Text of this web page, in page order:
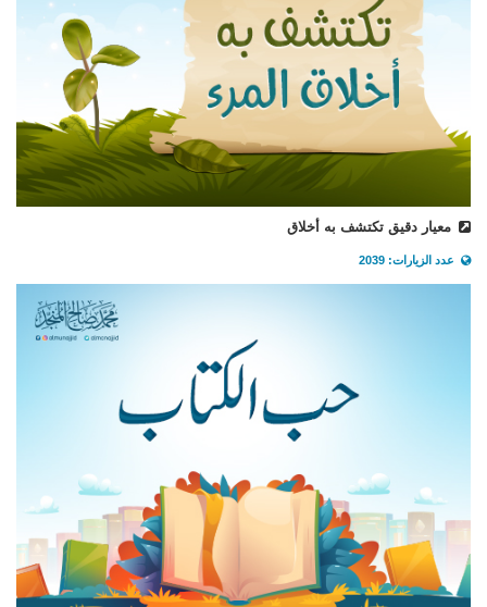
معيار دقيق تكتشف به أخلاق
عدد الزيارات: 2039